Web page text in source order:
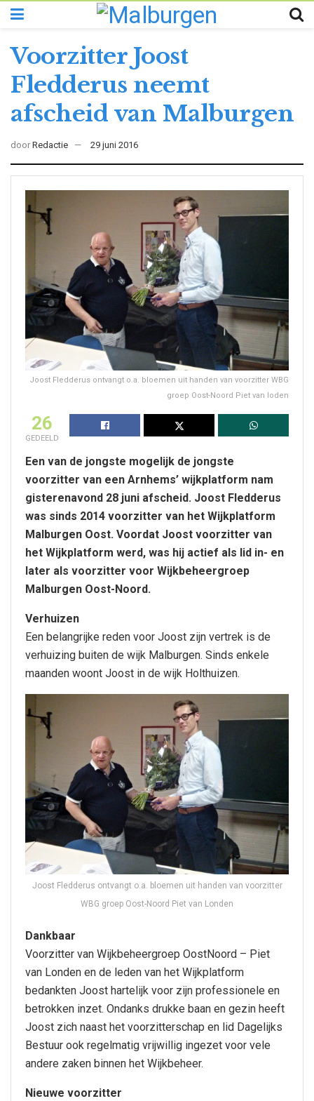
Voorzitter Joost
Fledderus neemt
afscheid van Malburgen
door Redactie 29 juni 2016
Joost Fledderus ontvangt o.a. bloemen uit handen van voorzitter WBG
groep Oost-Noord Piet van loden
26
GEDEELD
Een van de jongste mogelijk de jongste
voorzitter van een Arnhems’ wijkplatform nam
gisterenavond 28 juni afscheid. Joost Fledderus
was sinds 2014 voorzitter van het Wijkplatform
Malburgen Oost. Voordat Joost voorzitter van
het Wijkplatform werd, was hij actief als lid in- en
later als voorzitter voor Wijkbeheergroep
Malburgen Oost-Noord.
Verhuizen
Een belangrijke reden voor Joost zijn vertrek is de
verhuizing buiten de wijk Malburgen. Sinds enkele
maanden woont Joost in de wijk Holthuizen.
Joost Fledderus ontvangt o.a. bloemen uit handen van voorzitter
WBG groep Oost-Noord Piet van Londen
Dankbaar
Voorzitter van Wijkbeheergroep OostNoord – Piet
van Londen en de leden van het Wijkplatform
bedankten Joost hartelijk voor zijn professionele en
betrokken inzet. Ondanks drukke baan en gezin heeft
Joost zich naast het voorzitterschap en lid Dagelijks
Bestuur ook regelmatig vrijwillig ingezet voor vele
andere zaken binnen het Wijkbeheer.
Nieuwe voorzitter